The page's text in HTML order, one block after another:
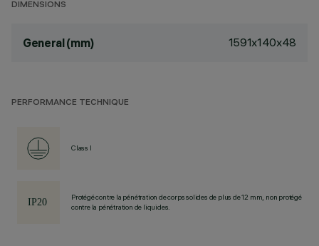
DIMENSIONS
General (mm) 1591x140x48
PERFORMANCE TECHNIQUE
Class I
Protégé contre la pénétration de corps solides de plus de 12 mm, non protégé
contre la pénétration de liquides.